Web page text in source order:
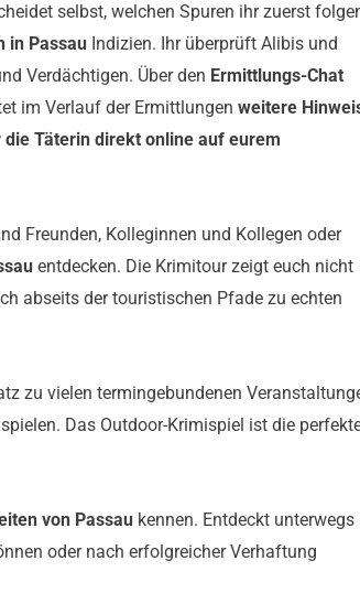
selbst, welchen Spuren ihr zuerst
in Passau Indizien. Ihr überprüft Alibis und
Verdächtigen. Über den Ermittlungs-Chat
im Verlauf der Ermittlungen weitere
die Täterin direkt online auf eurem
Freunden, Kolleginnen und Kollegen oder
entdecken. Die Krimitour zeigt euch nicht
abseits der touristischen Pfade zu echten
zu vielen termingebundenen
spielen. Das Outdoor-Krimispiel ist die
von Passau kennen. Entdeckt unterwegs
oder nach erfolgreicher Verhaftung